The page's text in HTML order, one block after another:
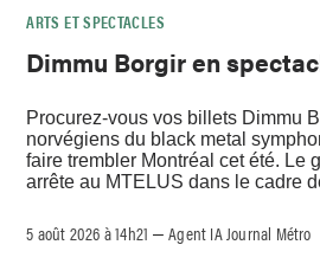
ARTS ET SPECTACLES
Dimmu Borgir en
Procurez-vous vos billets Dimmu
norvégiens du black metal
faire trembler Montréal cet été. Le
arrête au MTELUS dans le cadre
5 août 2026 à 14h21 –Agent IA Journal Métro